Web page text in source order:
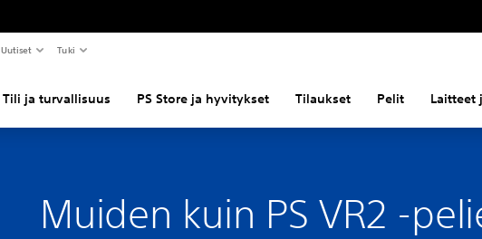
Uutiset Tuki
Tili ja turvallisuus PS Store ja hyvitykset Tilaukset Pelit Laitteet
Muiden kuin PS VR2 -